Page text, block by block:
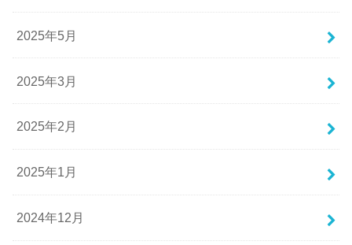
2025年5月
2025年3月
2025年2月
2025年1月
2024年12月